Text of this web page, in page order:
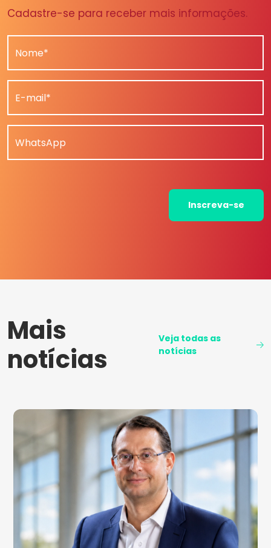
Cadastre-se para receber mais informações.
Nome*
E-mail*
WhatsApp
Inscreva-se
Mais
notícias
Veja todas as
notícias